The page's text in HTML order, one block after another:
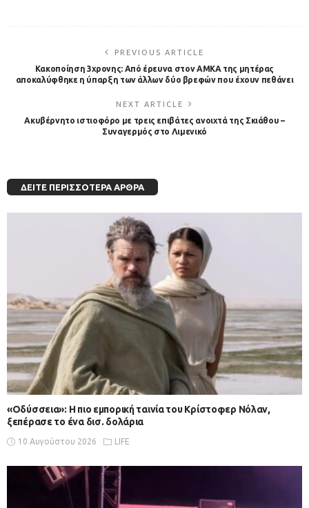
PREVIOUS ARTICLE
Κακοποίηση 3χρονης: Από έρευνα στον ΑΜΚΑ της μητέρας
αποκαλύφθηκε η ύπαρξη των άλλων δύο βρεφών που έχουν πεθάνει
NEXT ARTICLE
Ακυβέρνητο ιστιοφόρο με τρεις επιβάτες ανοιχτά της Σκιάθου –
Συναγερμός στο Λιμενικό
ΔΕΊΤΕ ΠΕΡΙΣΣΌΤΕΡΑ ΆΡΘΡΑ
«Οδύσσεια»: Η πιο εμπορική ταινία του Κρίστοφερ Νόλαν,
ξεπέρασε το ένα δισ. δολάρια
10 Αυγούστου 2026 LIFE